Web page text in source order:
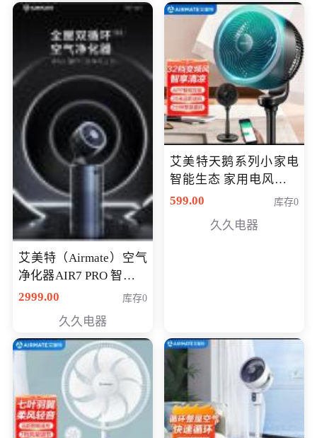
艾美特（Airmate）空气
净化器AIR7 PRO 智能全
屋空气循环负离子旗舰
2999.00 库存0
久久电器
艾美特天鹅系列小家电
智能生态 家用电风扇直
流变频节能轻音空气循
鹅，白天鹅智能)
599.00 库存0
久久电器